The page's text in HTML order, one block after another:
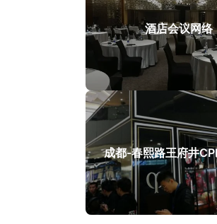
酒店会议网络